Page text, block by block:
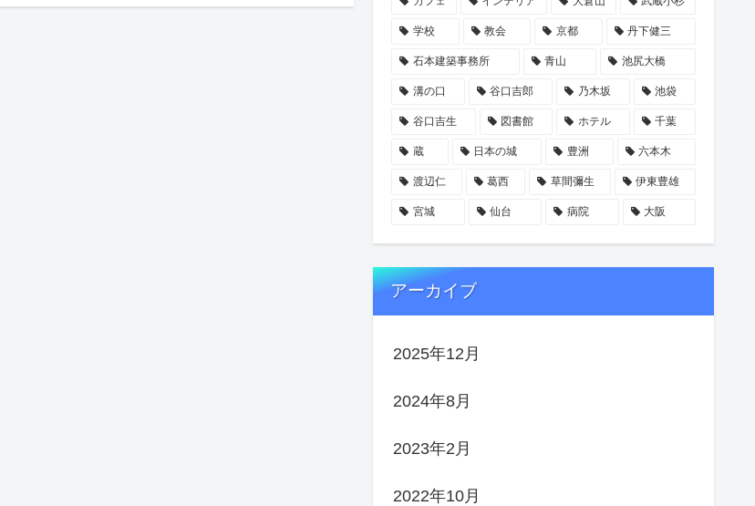
学校 教会 京都 丹下健三
石本建築事務所 青山 池尻大橋
溝の口 谷口吉郎 乃木坂 池袋
谷口吉生 図書館 ホテル 千葉
蔵 日本の城 豊洲 六本木
渡辺仁 葛西 草間彌生 伊東豊雄
宮城 仙台 病院 大阪
アーカイブ
2025年12月
2024年8月
2023年2月
2022年10月